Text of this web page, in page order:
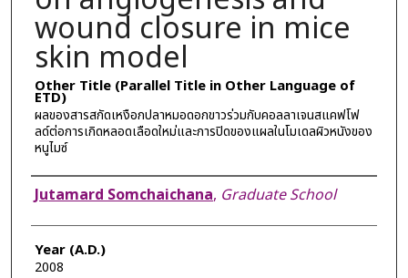
wound closure in mice
skin model
Other Title (Parallel Title in Other Language of
ETD)
ผลของสารสกัดเหงือกปลาหมอดอกขาวร่วมกับคอลลาเจนสแคฟโฟ
ลด์ต่อการเกิดหลอดเลือดใหม่และการปิดของแผลในโมเดลผิวหนังของ
หนูไมซ์
Author
Jutamard Somchaichana, Graduate School
Year (A.D.)
2008